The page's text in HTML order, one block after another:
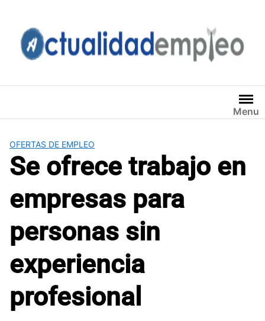
contenido
Menu
OFERTAS DE EMPLEO
Se ofrece trabajo en
empresas para
personas sin
experiencia
profesional